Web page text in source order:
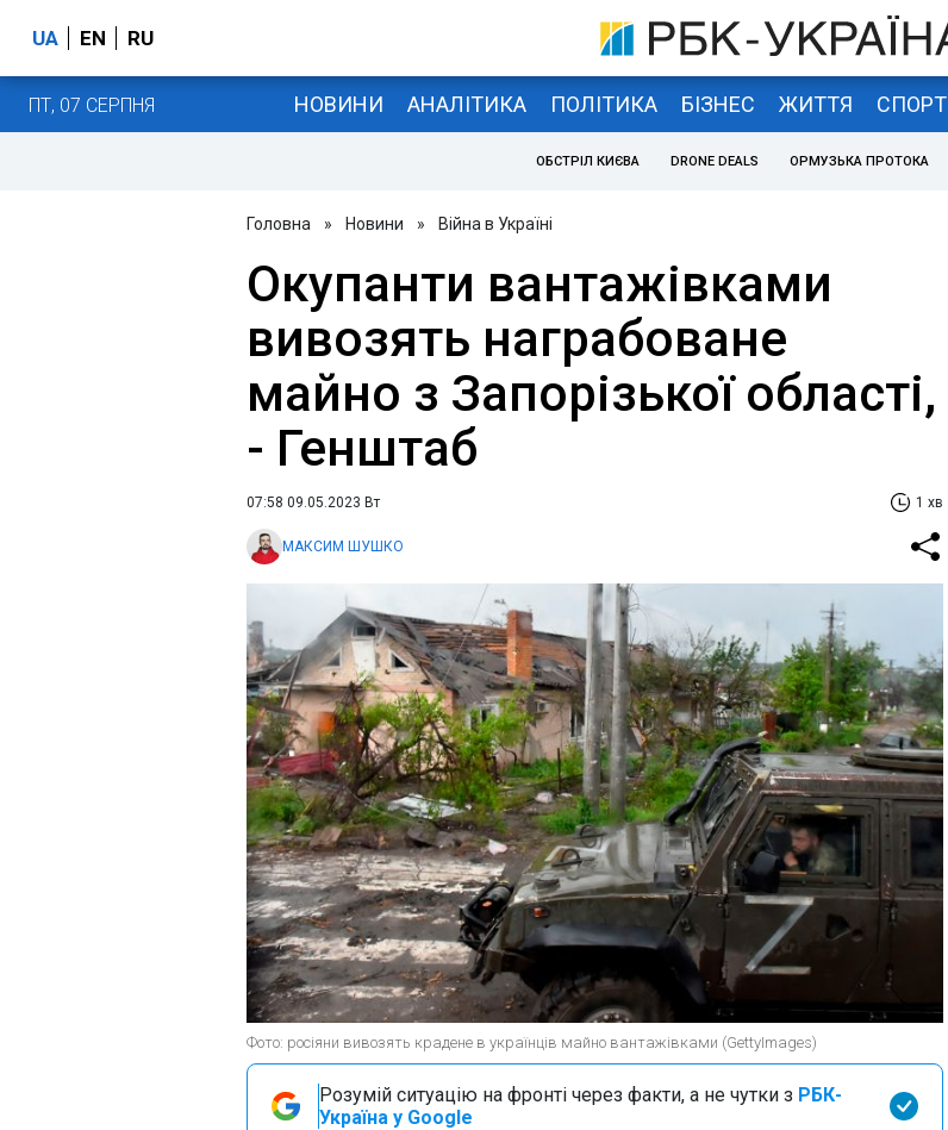
UA EN RU
ПТ, 07 СЕРПНЯ НОВИНИ АНАЛІТИКА ПОЛІТИКА БІЗНЕС ЖИТТЯ СПОРТ
ОБСТРІЛ КИЄВА DRONE DEALS ОРМУЗЬКА ПРОТОКА
Головна » Новини » Війна в Україні
Окупанти вантажівками
вивозять награбоване
майно з Запорізької області,
- Генштаб
07:58 09.05.2023 Вт 1 хв
МАКСИМ ШУШКО
Фото: росіяни вивозять крадене в українців майно вантажівками (GettyImages)
Розумій ситуацію на фронті через факти, а не чутки з РБК-
Україна у Google